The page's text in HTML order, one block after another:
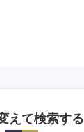
えて検索する